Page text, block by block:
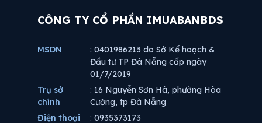
CÔNG TY CỔ PHẦN IMUABANBDS
MSDN
: 0401986213 do Sở Kế hoạch &
Đầu tư TP Đà Nẵng cấp ngày
01/7/2019
Trụ sở
chính
: 16 Nguyễn Sơn Hà, phường Hòa
Cường, tp Đà Nẵng
Điện thoại
: 0935373173